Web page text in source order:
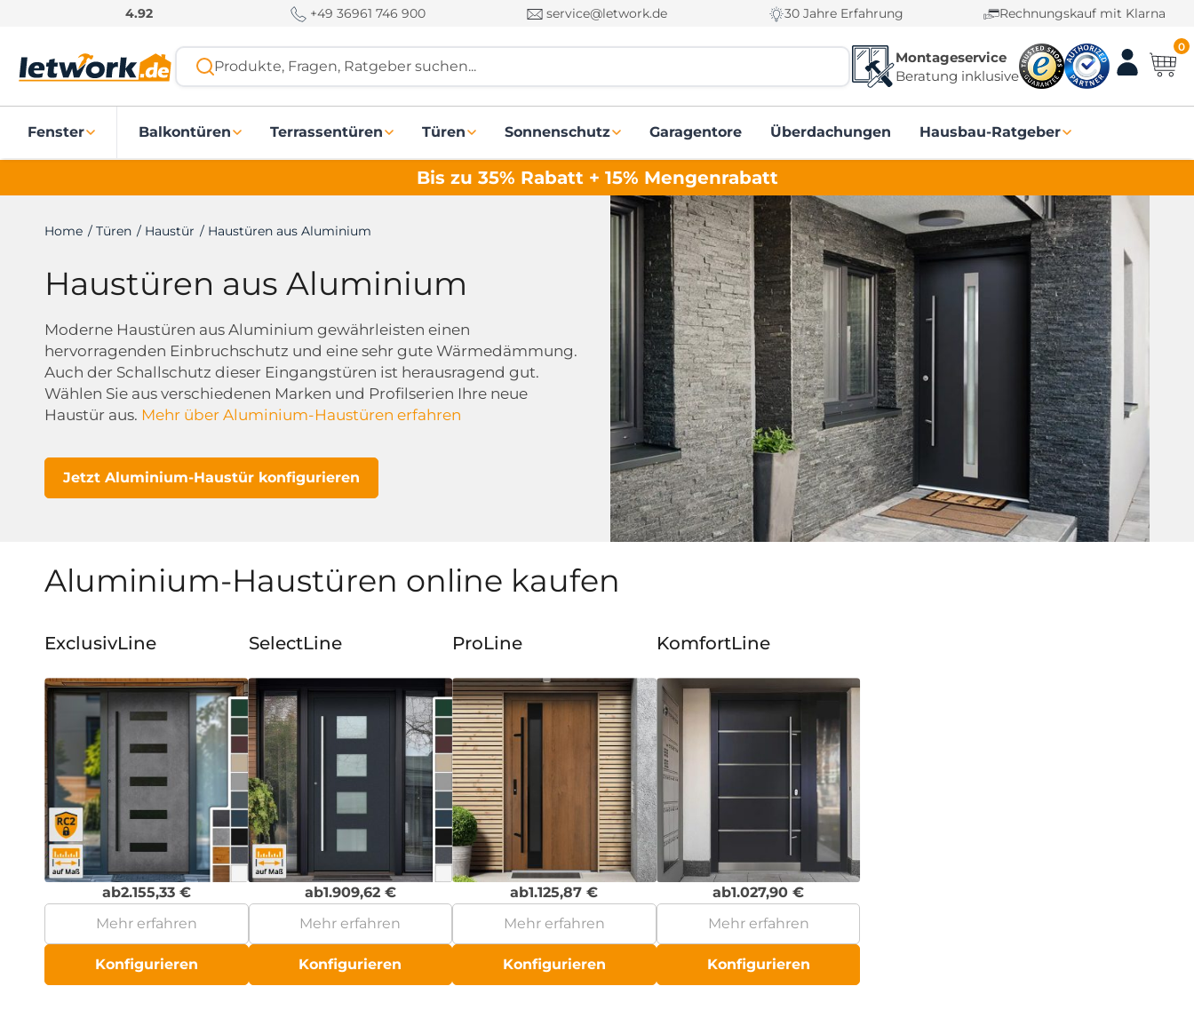
o
4.92 +49 36961 746 900 service@letwork.de 30 Jahre Erfahrung Rechnungskauf mit Klarna
Produkte, Fragen, Ratgeber suchen...
Montageservice
Beratung inklusive
0
Fenster Balkontüren Terrassentüren Türen Sonnenschutz Garagentore Überdachungen Hausbau-Ratgeber
Bis zu 35% Rabatt + 15% Mengenrabatt
Home / Türen / Haustür / Haustüren aus Aluminium
Haustüren aus Aluminium
Moderne Haustüren aus Aluminium gewährleisten einen
hervorragenden Einbruchschutz und eine sehr gute Wärmedämmung.
Auch der Schallschutz dieser Eingangstüren ist herausragend gut.
Wählen Sie aus verschiedenen Marken und Profilserien Ihre neue
Haustür aus. Mehr über Aluminium-Haustüren erfahren
Jetzt Aluminium-Haustür konfigurieren
Aluminium-Haustüren online kaufen
ExclusivLine
ab2.155,33 €
Mehr erfahren
Konfigurieren
SelectLine
ab1.909,62 €
Mehr erfahren
Konfigurieren
ProLine
ab1.125,87€
Mehr erfahren
Konfigurieren
KomfortLine
ab1.027,90€
Mehr erfahren
Konfigurieren